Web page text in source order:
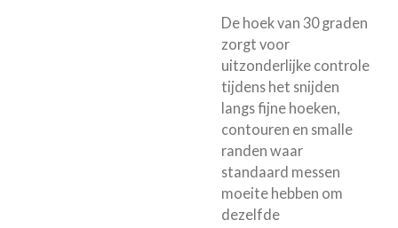
De hoek van 30 graden
zorgt voor
uitzonderlijke controle
tijdens het snijden
langs fijne hoeken,
contouren en smalle
randen waar
standaard messen
moeite hebben om
dezelfde